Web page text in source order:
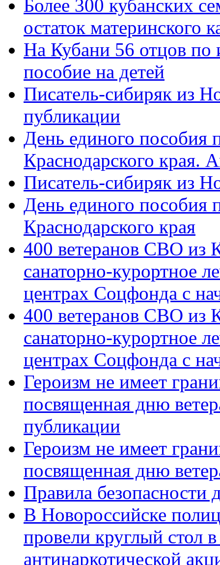
Более 300 кубанских
остаток материнского
На Кубани 56 отцов по
пособие на детей
Писатель-сибиряк из
публикации
День единого пособия
Краснодарского края.
Писатель-сибиряк из
День единого пособия
Краснодарского края
400 ветеранов СВО из
санаторно-курортное
центрах Соцфонда с
400 ветеранов СВО из
санаторно-курортное
центрах Соцфонда с
Героизм не имеет
посвященная дню
публикации
Героизм не имеет
посвященная дню
Правила безопасности
В Новороссийске
провели круглый стол
антинаркотической